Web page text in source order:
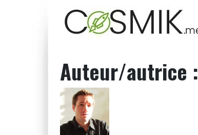
Navigation principale
Auteur/autrice :